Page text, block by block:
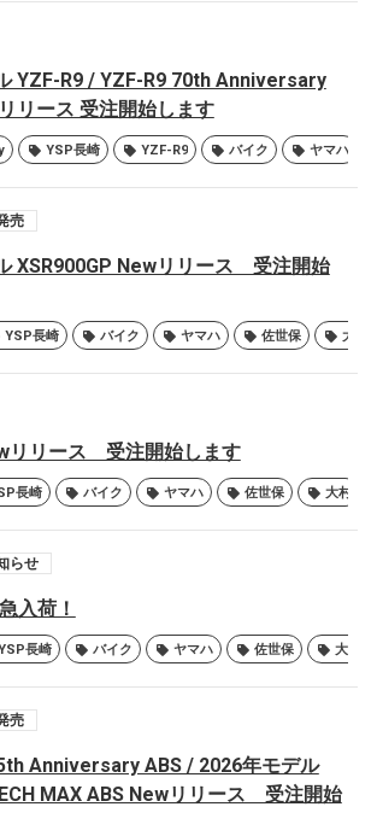
YZF-R9 / YZF-R9 70th Anniversary
リース 受注開始します
YSP長崎 YZF-R9 バイク ヤマハ
売
XSR900GP Newリリース 受注開始
YSP長崎 バイク ヤマハ 佐世保 大村
リリース 受注開始します
長崎 バイク ヤマハ 佐世保 大村
らせ
入荷！
長崎 バイク ヤマハ 佐世保 大村
売
Anniversary ABS / 2026年モデル
MAX ABS Newリリース 受注開始